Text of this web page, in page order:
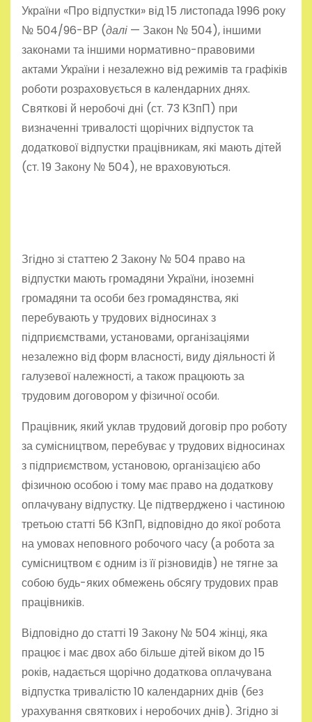
України «Про відпустки» від 15 листопада 1996 року
№ 504/96-ВР (далі — Закон № 504), іншими
законами та іншими нормативно-правовими
актами України і незалежно від режимів та графіків
роботи розраховується в календарних днях.
Святкові й неробочі дні (ст. 73 КЗпП) при
визначенні тривалості щорічних відпусток та
додаткової відпустки працівникам, які мають дітей
(ст. 19 Закону № 504), не враховуються.
Згідно зі статтею 2 Закону № 504 право на
відпустки мають громадяни України, іноземні
громадяни та особи без громадянства, які
перебувають у трудових відносинах з
підприємствами, установами, організаціями
незалежно від форм власності, виду діяльності й
галузевої належності, а також працюють за
трудовим договором у фізичної особи.
Працівник, який уклав трудовий договір про роботу
за сумісництвом, перебуває у трудових відносинах
з підприємством, установою, організацією або
фізичною особою і тому має право на додаткову
оплачувану відпустку. Це підтверджено і частиною
третьою статті 56 КЗпП, відповідно до якої робота
на умовах неповного робочого часу (а робота за
сумісництвом є одним із її різновидів) не тягне за
собою будь-яких обмежень обсягу трудових прав
працівників.
Відповідно до статті 19 Закону № 504 жінці, яка
працює і має двох або більше дітей віком до 15
років, надається щорічно додаткова оплачувана
відпустка тривалістю 10 календарних днів (без
урахування святкових і неробочих днів). Згідно зі